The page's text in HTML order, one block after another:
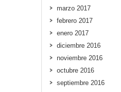
marzo 2017
febrero 2017
enero 2017
diciembre 2016
noviembre 2016
octubre 2016
septiembre 2016